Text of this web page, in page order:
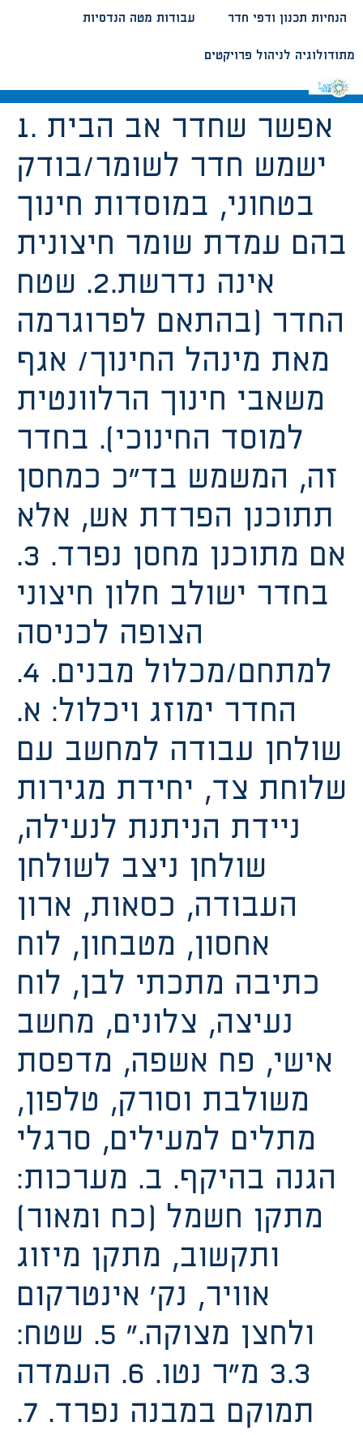
עבודות מטה הנדסיות הנחיות תכנון ודפי חדר
מתודולוגיה לניהול פרויקטים
1. אפשר שחדר אב הבית
ישמש חדר לשומר/בודק
בטחוני, במוסדות חינוך
בהם עמדת שומר חיצונית
אינה נדרשת.2. שטח
החדר (בהתאם לפרוגרמה
מאת מינהל החינוך/ אגף
משאבי חינוך הרלוונטית
למוסד החינוכי). בחדר
זה, המשמש בד”כ כמחסן
תתוכנן הפרדת אש, אלא
אם מתוכנן מחסן נפרד. 3.
בחדר ישולב חלון חיצוני
הצופה לכניסה
למתחם/מכלול מבנים. 4.
החדר ימוזג ויכלול: א.
שולחן עבודה למחשב עם
שלוחת צד, יחידת מגירות
ניידת הניתנת לנעילה,
שולחן ניצב לשולחן
העבודה, כסאות, ארון
אחסון, מטבחון, לוח
כתיבה מתכתי לבן, לוח
נעיצה, צלונים, מחשב
אישי, פח אשפה, מדפסת
משולבת וסורק, טלפון,
מתלים למעילים, סרגלי
הגנה בהיקף. ב. מערכות:
מתקן חשמל (כח ומאור)
ותקשוב, מתקן מיזוג
אוויר, נק’ אינטרקום
ולחצן מצוקה.” 5. שטח:
3.3 מ”ר נטו. 6. העמדה
תמוקם במבנה נפרד. 7.